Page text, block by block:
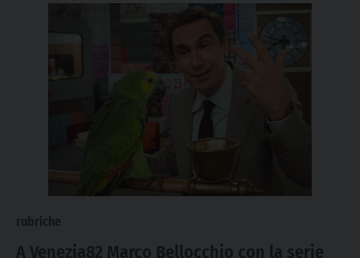
A Venezia82 Marco Bellocchio con la serie